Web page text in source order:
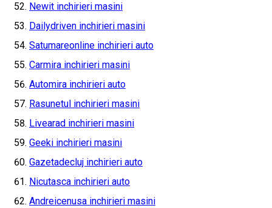
Newit inchirieri masini
Dailydriven inchirieri masini
Satumareonline inchirieri auto
Carmira inchirieri masini
Automira inchirieri auto
Rasunetul inchirieri masini
Livearad inchirieri masini
Geeki inchirieri masini
Gazetadecluj inchirieri auto
Nicutasca inchirieri auto
Andreicenusa inchirieri masini